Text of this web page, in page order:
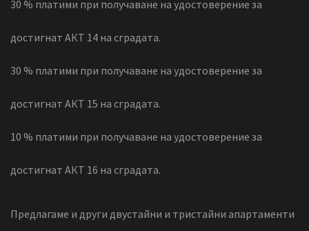
30 % платими при получаване на удостоверение за
достигнат АКТ 14 на сградата.
30 % платими при получаване на удостоверение за
достигнат АКТ 15 на сградата.
10 % платими при получаване на удостоверение за
достигнат АКТ 16 на сградата.
Предлагаме и други двустайни и тристайни апартаменти